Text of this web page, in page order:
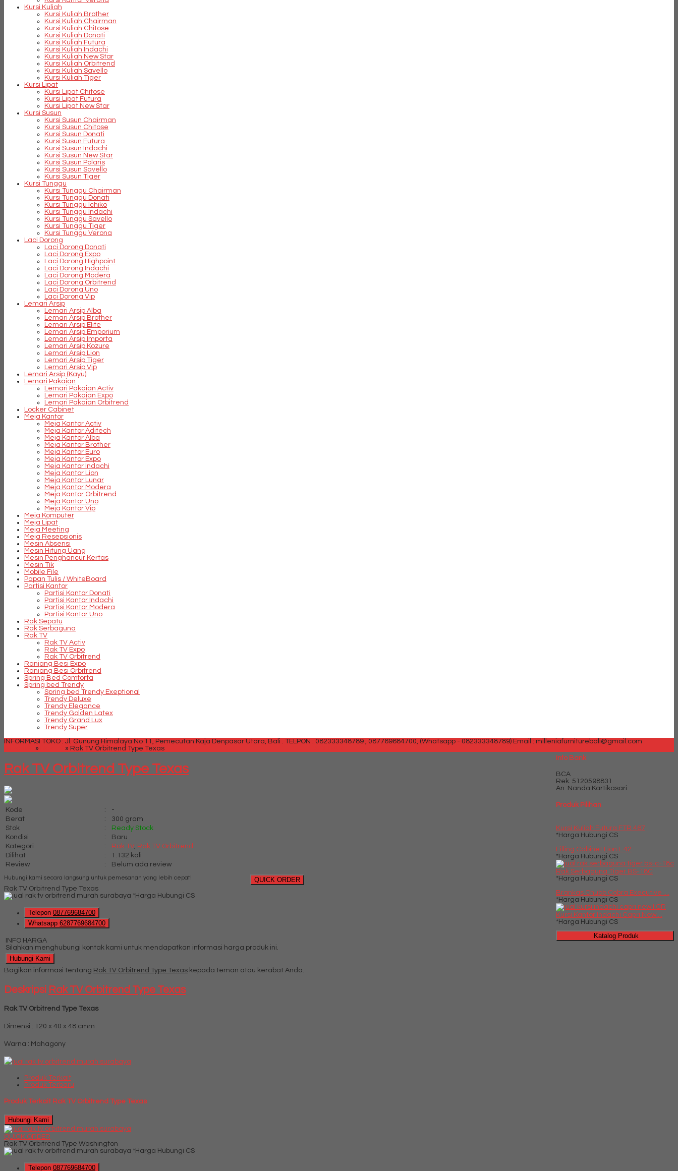
Kursi Kuliah
Kursi Kuliah Brother
Kursi Kuliah Chairman
Kursi Kuliah Chitose
Kursi Kuliah Donati
Kursi Kuliah Futura
Kursi Kuliah Indachi
Kursi Kuliah New Star
Kursi Kuliah Orbitrend
Kursi Kuliah Savello
Kursi Kuliah Tiger
Kursi Lipat
Kursi Lipat Chitose
Kursi Lipat Futura
Kursi Lipat New Star
Kursi Susun
Kursi Susun Chairman
Kursi Susun Chitose
Kursi Susun Donati
Kursi Susun Futura
Kursi Susun Indachi
Kursi Susun New Star
Kursi Susun Polaris
Kursi Susun Savello
Kursi Susun Tiger
Kursi Tunggu
Kursi Tunggu Chairman
Kursi Tunggu Donati
Kursi Tunggu Ichiko
Kursi Tunggu Indachi
Kursi Tunggu Savello
Kursi Tunggu Tiger
Kursi Tunggu Verona
Laci Dorong
Laci Dorong Donati
Laci Dorong Expo
Laci Dorong Highpoint
Laci Dorong Indachi
Laci Dorong Modera
Laci Dorong Orbitrend
Laci Dorong Uno
Laci Dorong Vip
Lemari Arsip
Lemari Arsip Alba
Lemari Arsip Brother
Lemari Arsip Elite
Lemari Arsip Emporium
Lemari Arsip Importa
Lemari Arsip Kozure
Lemari Arsip Lion
Lemari Arsip Tiger
Lemari Arsip Vip
Lemari Arsip (Kayu)
Lemari Pakaian
Lemari Pakaian Activ
Lemari Pakaian Expo
Lemari Pakaian Orbitrend
Locker Cabinet
Meja Kantor
Meja Kantor Activ
Meja Kantor Aditech
Meja Kantor Alba
Meja Kantor Brother
Meja Kantor Euro
Meja Kantor Expo
Meja Kantor Indachi
Meja Kantor Lion
Meja Kantor Lunar
Meja Kantor Modera
Meja Kantor Orbitrend
Meja Kantor Uno
Meja Kantor Vip
Meja Komputer
Meja Lipat
Meja Meeting
Meja Resepsionis
Mesin Absensi
Mesin Hitung Uang
Mesin Penghancur Kertas
Mesin Tik
Mobile File
Papan Tulis / WhiteBoard
Partisi Kantor
Partisi Kantor Donati
Partisi Kantor Indachi
Partisi Kantor Modera
Partisi Kantor Uno
Rak Sepatu
Rak Serbaguna
Rak TV
Rak TV Activ
Rak TV Expo
Rak TV Orbitrend
Ranjang Besi Expo
Ranjang Besi Orbitrend
Spring Bed Comforta
Spring bed Trendy
Spring bed Trendy Exeptional
Trendy Deluxe
Trendy Elegance
Trendy Golden Latex
Trendy Grand Lux
Trendy Super
INFORMASI TOKO : Jl. Gunung Himalaya No 11, Pemecutan Kaja Denpasar Utara, Bali . TELPON : 082333348789 , 087769684700, (Whatsapp - 082333348789) Email : milleniafurniturebali@gmail.com
» » Rak TV Orbitrend Type Texas
Rak TV Orbitrend Type Texas
Kode :
-
Berat
:
300 gram
Stok
:
Ready Stock
Kondisi
:
Baru
Kategori
: Rak TV, Rak TV Orbitrend
Dilihat
:
1.132 kali
Review
: Belum ada review
QUICK ORDER
Hubungi kami secara langsung untuk pemesanan yang lebih cepat!
Rak TV Orbitrend Type Texas
*Harga Hubungi CS
Telepon 087769684700
Whatsapp 6287769684700
INFO HARGA
Silahkan menghubungi kontak kami untuk mendapatkan informasi harga produk ini.
Hubungi Kami
Bagikan informasi tentang Rak TV Orbitrend Type Texas kepada teman atau kerabat Anda.
Deskripsi Rak TV Orbitrend Type Texas
Rak TV Orbitrend Type Texas
Dimensi : 120 x 40 x 48 cmm
Warna : Mahagony
Produk Terkait
Produk Terbaru
Produk Terkait Rak TV Orbitrend Type Texas
Hubungi Kami
QUICK ORDER
Rak TV Orbitrend Type Washington
*Harga Hubungi CS
Telepon 087769684700
Info Bank
BCA
Rek. 5120598831
An. Nanda Kartikasari
Produk Pilihan
Kursi Kuliah Futura FTR 467
*Harga Hubungi CS
Filling Cabinet Lion L.42
*Harga Hubungi CS
Rak Serbaguna Tiger BS-18C
*Harga Hubungi CS
Brankas Chubb Cobra Executive ....
*Harga Hubungi CS
Kursi Kantor Indachi Capri New....
*Harga Hubungi CS
Katalog Produk